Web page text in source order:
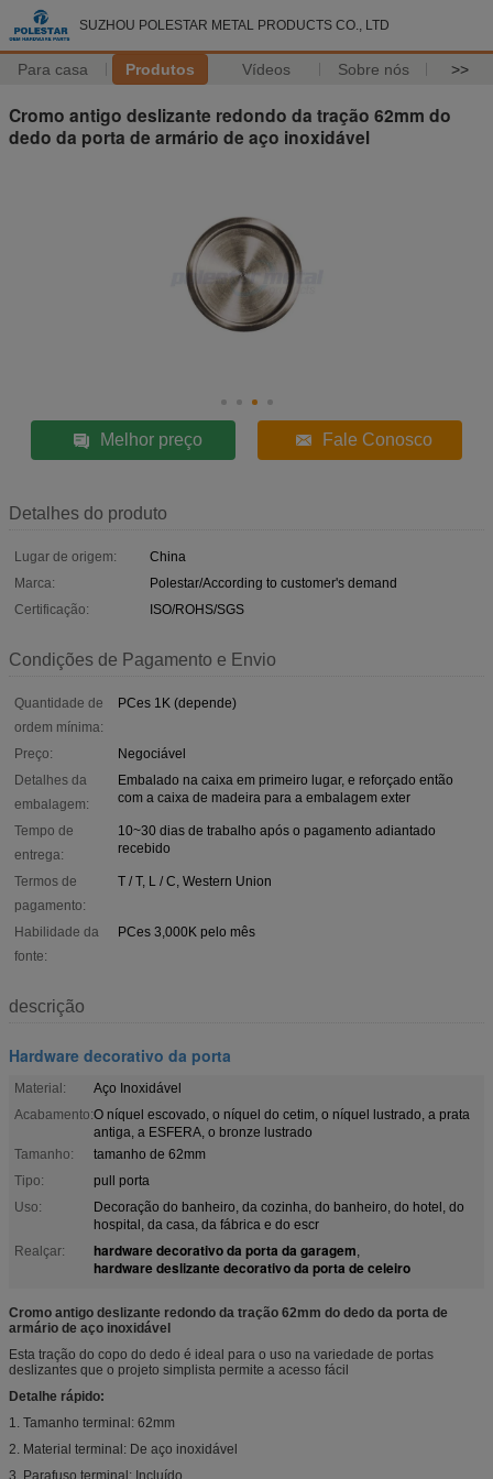
SUZHOU POLESTAR METAL PRODUCTS CO., LTD
Para casa Produtos Vídeos Sobre nós >>
Cromo antigo deslizante redondo da tração 62mm do
dedo da porta de armário de aço inoxidável
Melhor preço Fale Conosco
Detalhes do produto
Lugar de origem:
China
Marca:
Polestar/According to customer's demand
Certificação:
ISO/ROHS/SGS
Condições de Pagamento e Envio
Quantidade de
ordem mínima:
PCes 1K (depende)
Preço:
Negociável
Detalhes da
embalagem:
Embalado na caixa em primeiro lugar, e reforçado então
com a caixa de madeira para a embalagem exter
Tempo de
entrega:
10~30 dias de trabalho após o pagamento adiantado
recebido
Termos de
pagamento:
T / T, L / C, Western Union
Habilidade da
fonte:
PCes 3,000K pelo mês
descrição
Hardware decorativo da porta
Material:
Aço Inoxidável
Acabamento:O níquel escovado, o níquel do cetim, o níquel lustrado, a prata
antiga, a ESFERA, o bronze lustrado
Tamanho:
tamanho de 62mm
Tipo:
pull porta
Uso:
Decoração do banheiro, da cozinha, do banheiro, do hotel, do
hospital, da casa, da fábrica e do escr
Realçar:
hardware decorativo da porta da garagem,
hardware deslizante decorativo da porta de celeiro
Cromo antigo deslizante redondo da tração 62mm do dedo da porta de
armário de aço inoxidável
Esta tração do copo do dedo é ideal para o uso na variedade de portas
deslizantes que o projeto simplista permite a acesso fácil
Detalhe rápido:
1. Tamanho terminal: 62mm
2. Material terminal: De aço inoxidável
3. Parafuso terminal: Incluído